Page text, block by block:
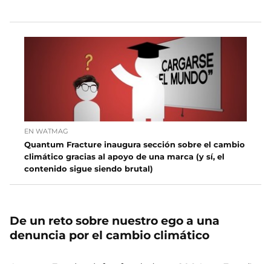
EN WATMAG
Quantum Fracture inaugura sección sobre el cambio
climático gracias al apoyo de una marca (y sí, el
contenido sigue siendo brutal)
De un reto sobre nuestro ego a una
denuncia por el cambio climático